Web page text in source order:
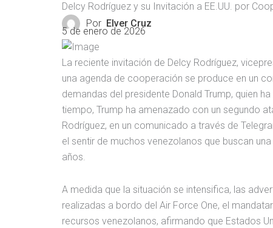
Delcy Rodríguez y su Invitación a EE.UU. por
Por Elver Cruz
5 de enero de 2026
La reciente invitación de Delcy Rodríguez,
una agenda de cooperación se produce en un
demandas del presidente Donald Trump, quien
tiempo, Trump ha amenazado con un segundo
Rodríguez, en un comunicado a través de
el sentir de muchos venezolanos que buscan
años.
A medida que la situación se intensifica, las
realizadas a bordo del Air Force One, el
recursos venezolanos, afirmando que Estados